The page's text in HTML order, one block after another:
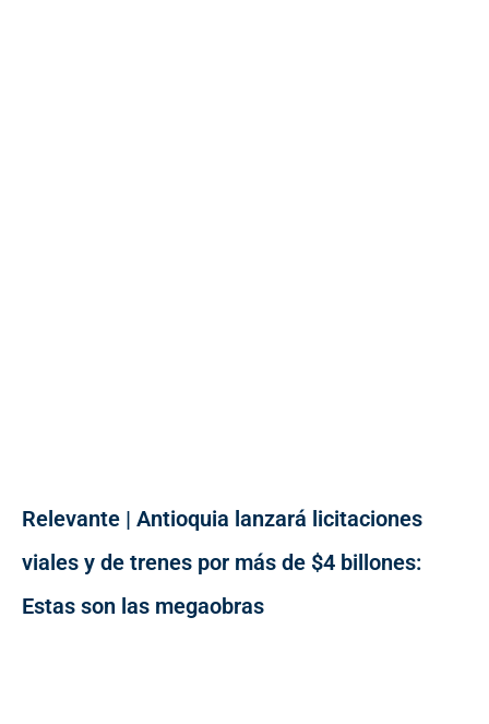
Relevante | Antioquia lanzará licitaciones
viales y de trenes por más de $4 billones:
Estas son las megaobras